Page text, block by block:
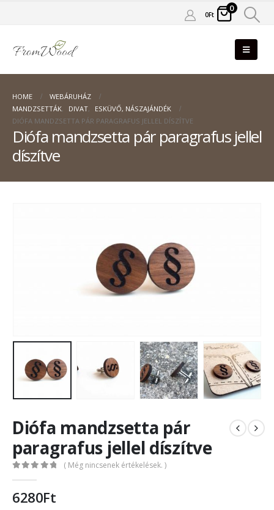
0Ft
0
HOME
WEBÁRUHÁZ
MANDZSETTÁK, DIVAT,
ESKÜVŐ, NÁSZAJÁNDÉK
DIÓFA MANDZSETTA PÁR PARAGRAFUS JELLEL DÍSZÍTVE
Diófa mandzsetta pár paragrafus jellel
díszítve
Diófa mandzsetta pár
paragrafus jellel díszítve
( Még nincsenek értékelések. )
6280Ft